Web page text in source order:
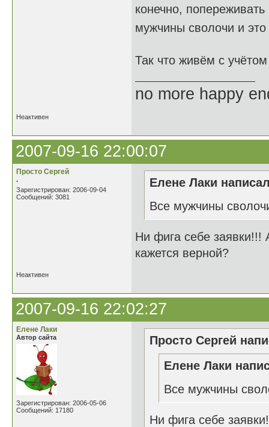
конечно,
мужчины сволочи и
Так что живём с
no more happy
Неактивен
2007-09-16 22:00:07
Просто Сергей
.
Зарегистрирован: 2006-09-04
Сообщений: 3081
Елене Лаки
Все мужчины
Ни фига себе заявки!!!
кажется верной?
Неактивен
2007-09-16 22:02:27
Елене Лаки
Автор сайта
Зарегистрирован: 2006-05-06
Сообщений: 17180
Просто Сергей
Елене Лаки
Все мужчины
Ни фига себе